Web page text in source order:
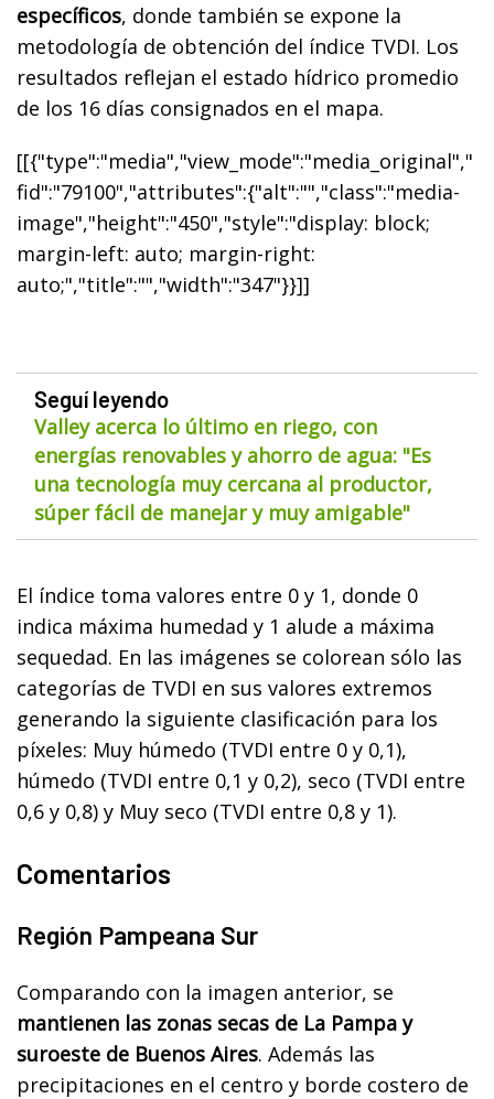
específicos, donde también se expone la
metodología de obtención del índice TVDI. Los
resultados reflejan el estado hídrico promedio
de los 16 días consignados en el mapa.
[[{"type":"media","view_mode":"media_original","
fid":"79100","attributes":{"alt":"","class":"media-
image","height":"450","style":"display: block;
margin-left: auto; margin-right:
auto;","title":"","width":"347"}}]]
Seguí leyendo
Valley acerca lo último en riego, con
energías renovables y ahorro de agua: "Es
una tecnología muy cercana al productor,
súper fácil de manejar y muy amigable"
El índice toma valores entre 0 y 1, donde 0
indica máxima humedad y 1 alude a máxima
sequedad. En las imágenes se colorean sólo las
categorías de TVDI en sus valores extremos
generando la siguiente clasificación para los
píxeles: Muy húmedo (TVDI entre 0 y 0,1),
húmedo (TVDI entre 0,1 y 0,2), seco (TVDI entre
0,6 y 0,8) y Muy seco (TVDI entre 0,8 y 1).
Comentarios
Región Pampeana Sur
Comparando con la imagen anterior, se
mantienen las zonas secas de La Pampa y
suroeste de Buenos Aires. Además las
precipitaciones en el centro y borde costero de